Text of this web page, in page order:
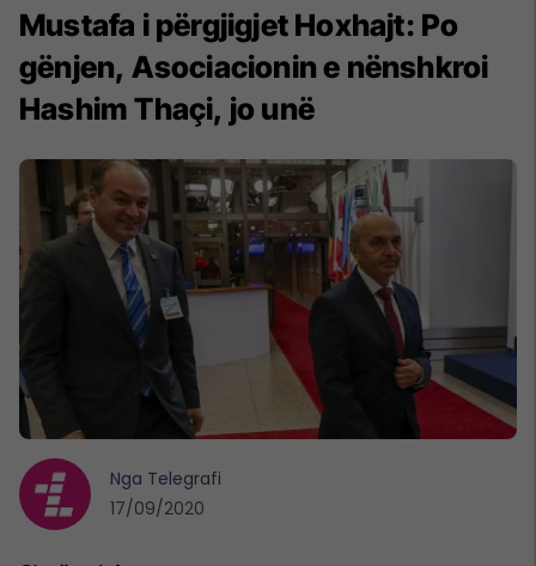
Mustafa i përgjigjet Hoxhajt: Po
gënjen, Asociacionin e nënshkroi
Hashim Thaçi, jo unë
Nga Telegrafi
17/09/2020